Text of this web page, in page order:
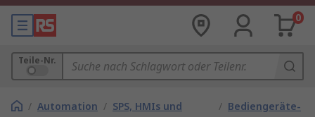
0
Teile-Nr.
/ Automation / SPS, HMIs und
/ Bediengeräte-